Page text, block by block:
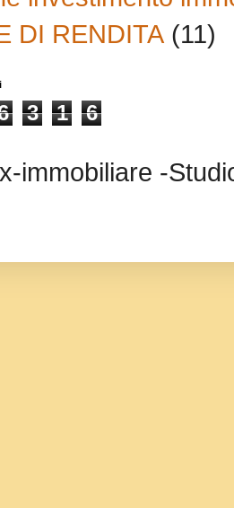
DI RENDITA (11)
3 1 6
immobiliare -